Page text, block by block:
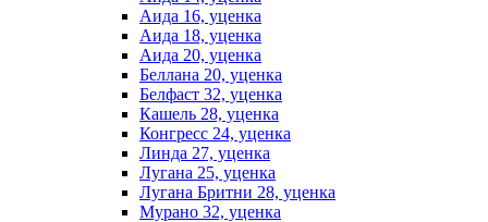
Аида 16, уценка
Аида 18, уценка
Аида 20, уценка
Беллана 20, уценка
Белфаст 32, уценка
Кашель 28, уценка
Конгресс 24, уценка
Линда 27, уценка
Лугана 25, уценка
Лугана Бритни 28, уценка
Мурано 32, уценка